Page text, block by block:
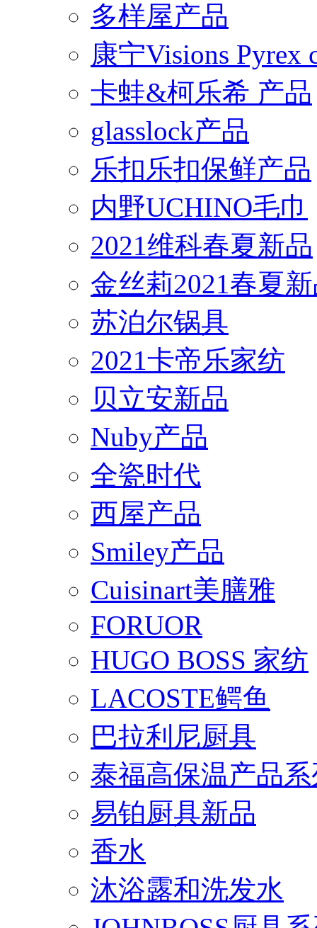
多样屋产品
康宁Visions Pyrex
卡蛙&柯乐希 产品
glasslock产品
乐扣乐扣保鲜产品
内野UCHINO毛巾
2021维科春夏新品
金丝莉2021春夏
苏泊尔锅具
2021卡帝乐家纺
贝立安新品
Nuby产品
全瓷时代
西屋产品
Smiley产品
Cuisinart美膳雅
FORUOR
HUGO BOSS 家纺
LACOSTE鳄鱼
巴拉利尼厨具
泰福高保温产品
易铂厨具新品
香水
沐浴露和洗发水